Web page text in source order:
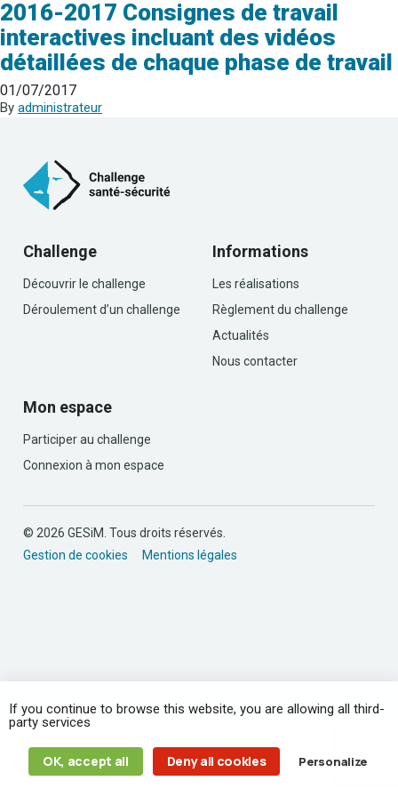
2016-2017 Consignes de travail
interactives incluant des vidéos
détaillées de chaque phase de travail
01/07/2017
By administrateur
Challenge
Découvrir le challenge
Déroulement d’un challenge
Informations
Les réalisations
Règlement du challenge
Actualités
Nous contacter
Mon espace
Participer au challenge
Connexion à mon espace
© 2026 GESiM. Tous droits réservés.
Gestion de cookies
Mentions légales
If you continue to browse this website, you are allowing all third-
party services
OK, accept all Deny all cookies Personalize